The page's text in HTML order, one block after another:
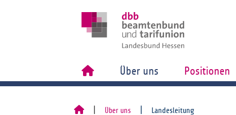
Über uns Positionen
Über uns Landesleitung